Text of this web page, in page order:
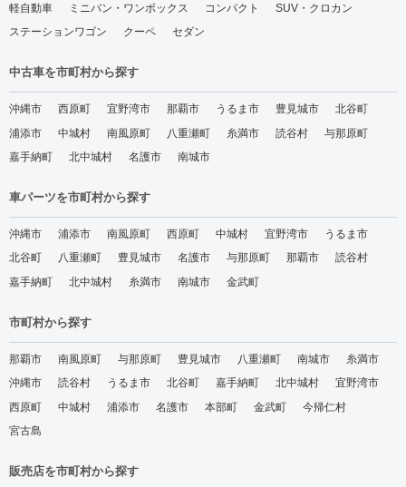
軽自動車 ミニバン・ワンボックス コンパクト
SUV・クロカン
ステーションワゴン
クーペ セダン
中古車を市町村から探す
沖縄市 西原町 宜野湾市 那覇市 うるま市 豊見城市
北谷町
浦添市
中城村 南風原町 八重瀬町 糸満市 読谷村
与那原町
嘉手納町
北中城村 名護市 南城市
車パーツを市町村から探す
沖縄市 浦添市 南風原町 西原町 中城村 宜野湾市
うるま市
北谷町
八重瀬町 豊見城市 名護市 与那原町 那覇市
読谷村
嘉手納町
北中城村 糸満市 南城市 金武町
市町村から探す
那覇市 南風原町 与那原町 豊見城市 八重瀬町 南城市
糸満市
沖縄市
読谷村 うるま市 北谷町 嘉手納町 北中城村
宜野湾市
西原町
中城村 浦添市 名護市 本部町 金武町
今帰仁村
宮古島
販売店を市町村から探す